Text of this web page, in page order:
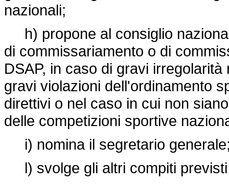
nazionali;
h) propone al consiglio
di commissariamento o di
DSAP, in caso di gravi
gravi violazioni dell'ordinamento
direttivi o nel caso in cui non
delle competizioni sportive
i) nomina il segretario
l) svolge gli altri compiti